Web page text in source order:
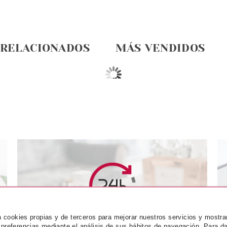
MÁS VENDIDOS
1.2 G
OJOS 24H WATERPROOF 010
& DRY
propias y de terceros para mejorar nuestros servicios y